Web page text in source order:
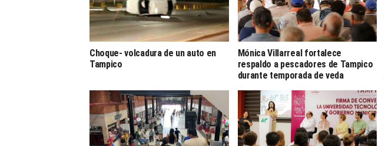
Choque- volcadura de un auto en
Tampico
Mónica Villarreal fortalece
respaldo a pescadores de Tampico
durante temporada de veda